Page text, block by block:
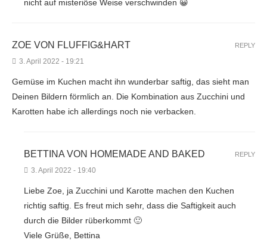
nicht auf misteriöse Weise verschwinden 😀
ZOE VON FLUFFIG&HART
3. April 2022 - 19:21
Gemüse im Kuchen macht ihn wunderbar saftig, das sieht man
Deinen Bildern förmlich an. Die Kombination aus Zucchini und
Karotten habe ich allerdings noch nie verbacken.
REPLY
BETTINA VON HOMEMADE AND BAKED
3. April 2022 - 19:40
Liebe Zoe, ja Zucchini und Karotte machen den Kuchen
richtig saftig. Es freut mich sehr, dass die Saftigkeit auch
durch die Bilder rüberkommt 🙂
Viele Grüße, Bettina
REPLY